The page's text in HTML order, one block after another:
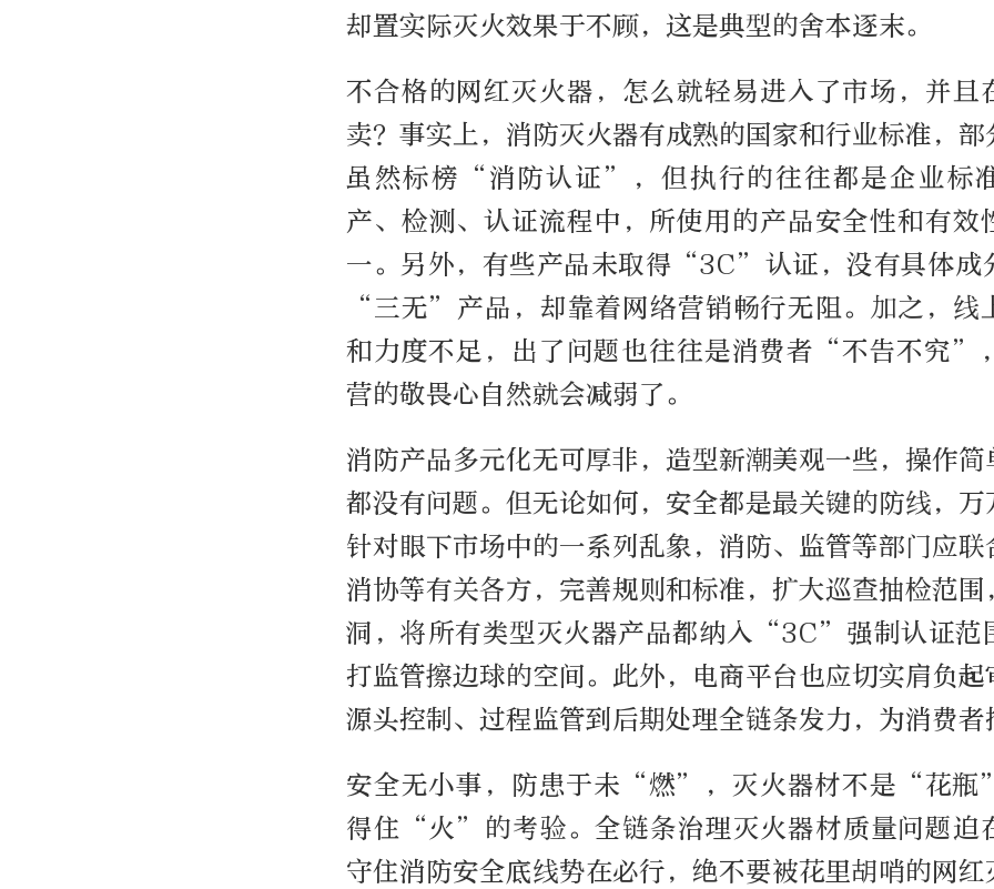
却置实际灭火效果于不顾，这是典型的舍本逐末。
不合格的网红灭火器，怎么就轻易进入了市场，并且
卖？事实上，消防灭火器有成熟的国家和行业标准，部
虽然标榜“消防认证”，但执行的往往都是企业标
产、检测、认证流程中，所使用的产品安全性和有效
一。另外，有些产品未取得“3C”认证，没有具体成
“三无”产品，却靠着网络营销畅行无阻。加之，线
和力度不足，出了问题也往往是消费者“不告不究”
营的敬畏心自然就会减弱了。
消防产品多元化无可厚非，造型新潮美观一些，操作简
都没有问题。但无论如何，安全都是最关键的防线，万
针对眼下市场中的一系列乱象，消防、监管等部门应联
消协等有关各方，完善规则和标准，扩大巡查抽检范围
洞，将所有类型灭火器产品都纳入“3C”强制认证范
打监管擦边球的空间。此外，电商平台也应切实肩负起
源头控制、过程监管到后期处理全链条发力，为消费者
安全无小事，防患于未“燃”，灭火器材不是“花瓶
得住“火”的考验。全链条治理灭火器材质量问题迫
守住消防安全底线势在必行，绝不要被花里胡哨的网红